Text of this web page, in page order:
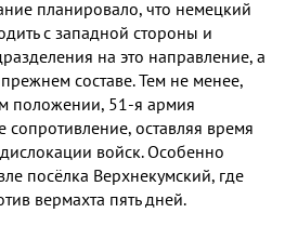
планировало, что немецкий
с западной стороны и
на это направление, а
составе.Тем не менее,
положении, 51-я армия
сопротивление, оставляя время
войск.Особенно
посёлка Верхнекумский, где
вермахта пять дней.